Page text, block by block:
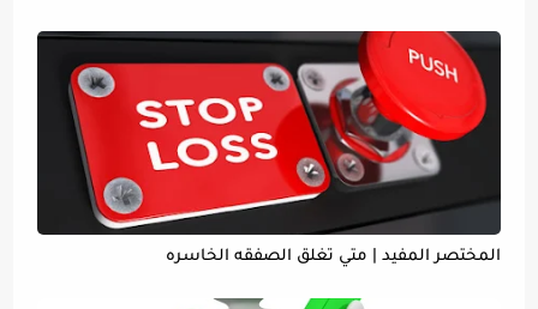
المختصر المفيد | متي تغلق الصفقه الخاسره